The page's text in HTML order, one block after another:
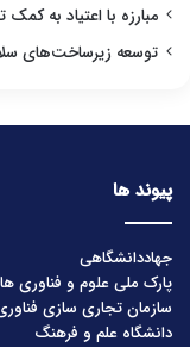
مبارزه با اعتیاد به
توسعه زیرساخت‌های سلامت فارس
پیوند ها
جهاددانشگاهی
پارک ملی علوم و فناوری
سازمان تجاری سازی
دانشگاه علم و فرهنگ